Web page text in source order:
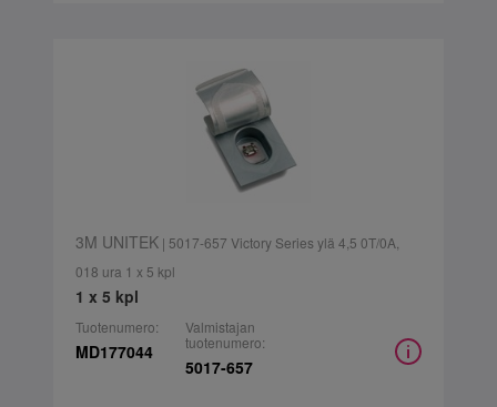
3M UNITEK| 5017-657 Victory Series ylä 4,5 0T/0A,
018 ura 1 x 5 kpl
1 x 5 kpl
Tuotenumero:
MD177044
Valmistajan
tuotenumero:
5017-657